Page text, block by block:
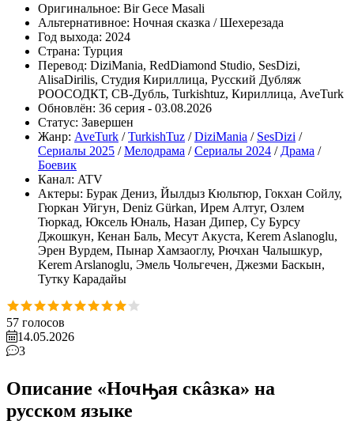
Оригинальное: Bir Gece Masali
Альтернативное: Ночная сказка / Шехерезада
Год выхода: 2024
Страна: Турция
Перевод: DiziMania, RedDiamond Studio, SesDizi,
AlisaDirilis, Студия Кириллица, Русский Дубляж
РООСОДКТ, СВ-Дубль, Turkishtuz, Кириллица, AveTurk
Обновлён: 36 серия - 03.08.2026
Статус: Завершен
Жанр: AveTurk /TurkishTuz /DiziMania / SesDizi /
Сериалы 2025 /Мелодрама /Сериалы 2024 / Драма /
Боевик
Канал: ATV
Актеры: Бурак Дениз, Йылдыз Кюльтюр, Гокхан Сойлу,
Гюркан Уйгун, Deniz Gürkan, Ирем Алтуг, Озлем
Тюркад, Юксель Юналь, Назан Дипер, Су Бурсу
Джошкун, Кенан Баль, Месут Акуста, Kerem Aslanoglu,
Эрен Вурдем, Пынар Хамзаоглу, Рючхан Чалышкур,
Kerem Arslanoglu, Эмель Чольгечен, Джезми Баскын,
Тутку Карадайы
57 голосов
14.05.2026
3
Описание «Ночԣая скâзка» на
русском языке